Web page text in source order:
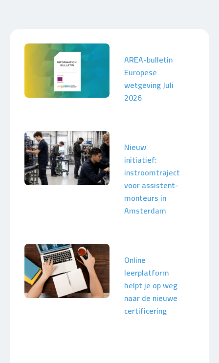
AREA-bulletin
Europese
wetgeving Juli
2026
Nieuw
initiatief:
instroomtraject
voor assistent-
monteurs in
Amsterdam
Online
leerplatform
helpt je op weg
naar de nieuwe
certificering